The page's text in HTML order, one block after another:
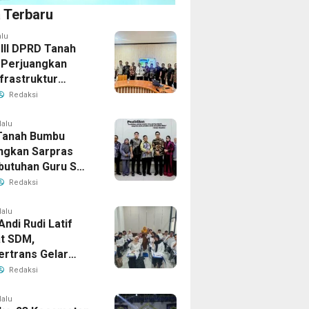
Terbaru
DPRD Tanah
Perjuangkan
ke BPJN XI
Redaksi
Bumbu
Sarpras
Guru SMA
Kalsel
Redaksi
Rudi Latif
SDM,
Gelar
Desain Grafis
Redaksi